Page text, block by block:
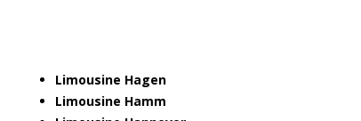
Limousine Hagen
Limousine Hamm